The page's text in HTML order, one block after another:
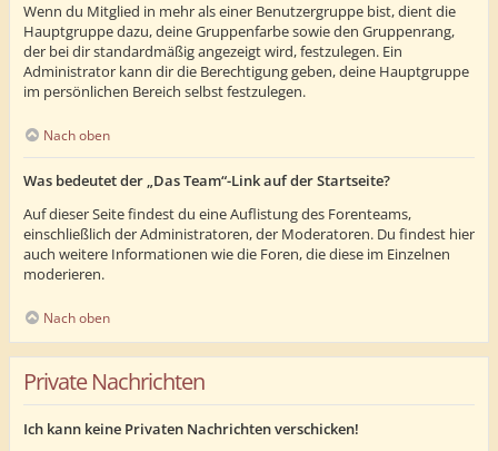
Wenn du Mitglied in mehr als einer Benutzergruppe bist, dient die
Hauptgruppe dazu, deine Gruppenfarbe sowie den Gruppenrang,
der bei dir standardmäßig angezeigt wird, festzulegen. Ein
Administrator kann dir die Berechtigung geben, deine Hauptgruppe
im persönlichen Bereich selbst festzulegen.
Nach oben
Was bedeutet der „Das Team“-Link auf der Startseite?
Auf dieser Seite findest du eine Auflistung des Forenteams,
einschließlich der Administratoren, der Moderatoren. Du findest hier
auch weitere Informationen wie die Foren, die diese im Einzelnen
moderieren.
Nach oben
Private Nachrichten
Ich kann keine Privaten Nachrichten verschicken!